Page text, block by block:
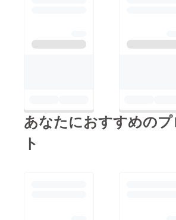
あなたにおすすめのプ
ト